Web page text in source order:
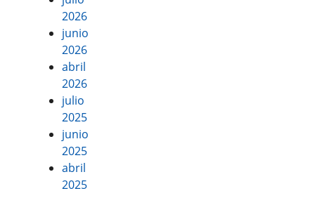
2026
junio
2026
abril
2026
julio
2025
junio
2025
abril
2025